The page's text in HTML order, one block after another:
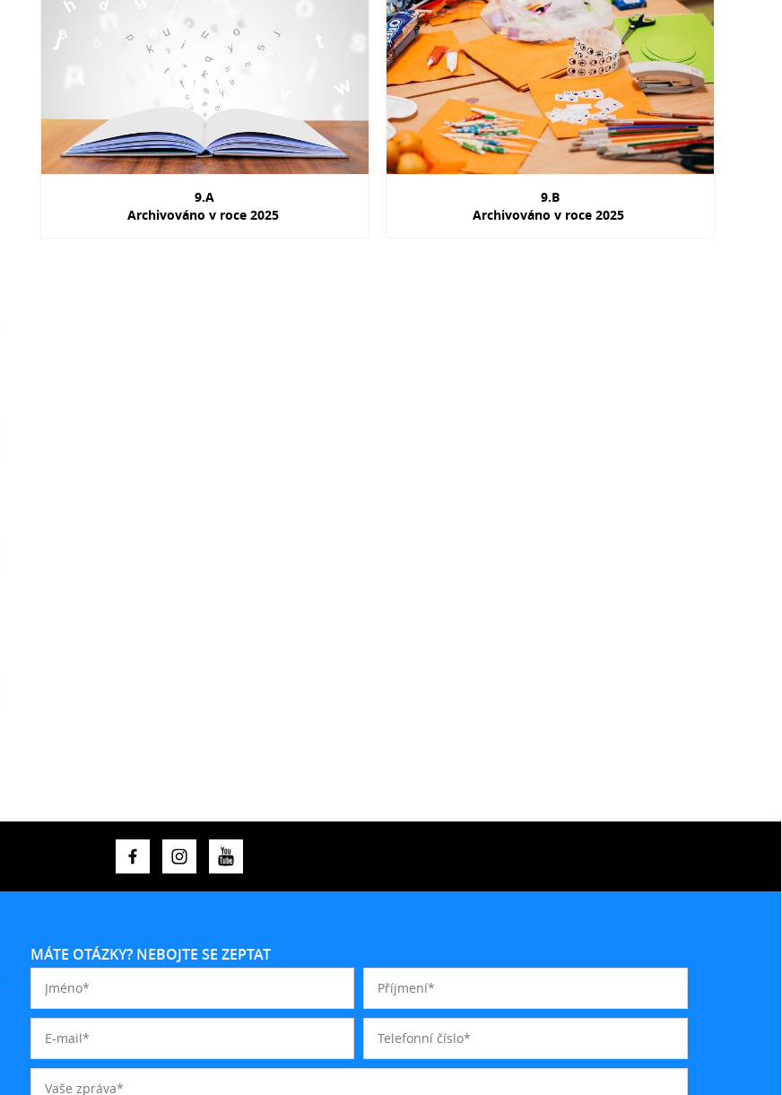
9.A
Archivováno v roce 2025
9.B
Archivováno v roce 2025
MÁTE OTÁZKY? NEBOJTE SE ZEPTAT